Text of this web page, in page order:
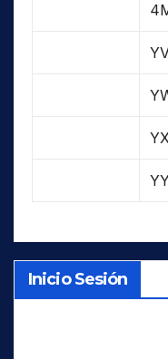
Inicio Sesión